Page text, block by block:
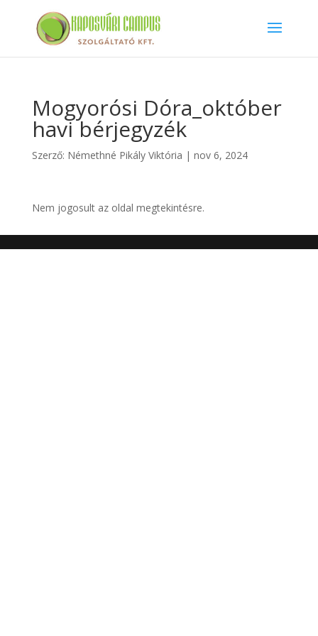
Mogyorósi Dóra_október
havi bérjegyzék
Szerző: Némethné Pikály Viktória | nov 6, 2024
Nem jogosult az oldal megtekintésre.